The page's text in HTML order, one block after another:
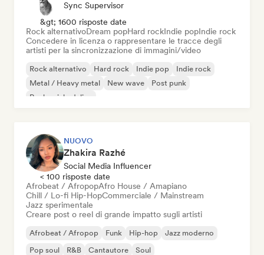
Sync Supervisor
&gt; 1600 risposte date
Rock alternativoDream popHard rockIndie popIndie rock
Concedere in licenza o rappresentare le tracce degli
artisti per la sincronizzazione di immagini/video
Rock alternativo Hard rock Indie pop
Indie rock
Metal / Heavy metal
New wave
Post punk
Rock psichedelico
NUOVO
Zhakira Razhé
Social Media Influencer
< 100 risposte date
Afrobeat / AfropopAfro House / Amapiano
Chill / Lo-fi Hip-HopCommerciale / Mainstream
Jazz sperimentale
Creare post o reel di grande impatto sugli artisti
Afrobeat / Afropop Funk Hip-hop
Jazz moderno
Pop soul
R&B Cantautore Soul